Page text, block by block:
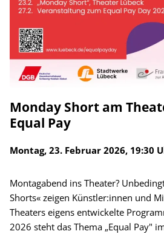
Monday Short am
Equal Pay
Montag, 23. Februar 2026, 19:30
Montagabend ins Theater?
Shorts« zeigen Künstler:innen und
Theaters eigens entwickelte
2026 steht das Thema „Equal Pay"